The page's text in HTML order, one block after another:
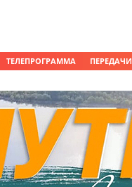
ТЕЛЕПРОГРАММА ПЕРЕДАЧИ